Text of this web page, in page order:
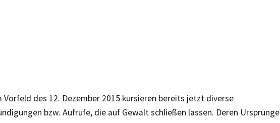
Vorfeld des 12. Dezember 2015 kursieren bereits jetzt diverse
bzw. Aufrufe, die auf Gewalt schließen lassen. Deren Ursprünge